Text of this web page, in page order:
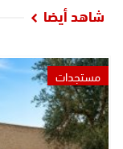
شاهد أيضا
مستجدات